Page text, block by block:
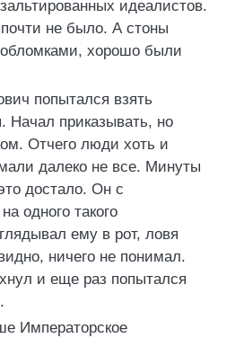
идеалистов.
не было. А стоны
хорошо были
попытался взять
Начал приказывать, но
Отчего люди хоть и
далеко не все. Минуты
достало. Он с
одного такого
ему в рот, ловя
ничего не понимал.
и еще раз попытался
Императорское